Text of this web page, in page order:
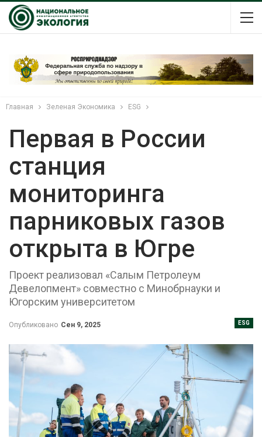
Главная Зеленая Экономика ESG
Первая в России
станция
мониторинга
парниковых газов
открыта в Югре
Проект реализовал «Салым Петролеум
Девелопмент» совместно с Минобрнауки и
Югорским университетом
ESG
Опубликовано Сен 9, 2025